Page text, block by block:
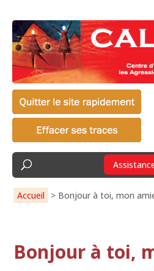
Accueil > Bonjour à toi, mon
Bonjour à toi,